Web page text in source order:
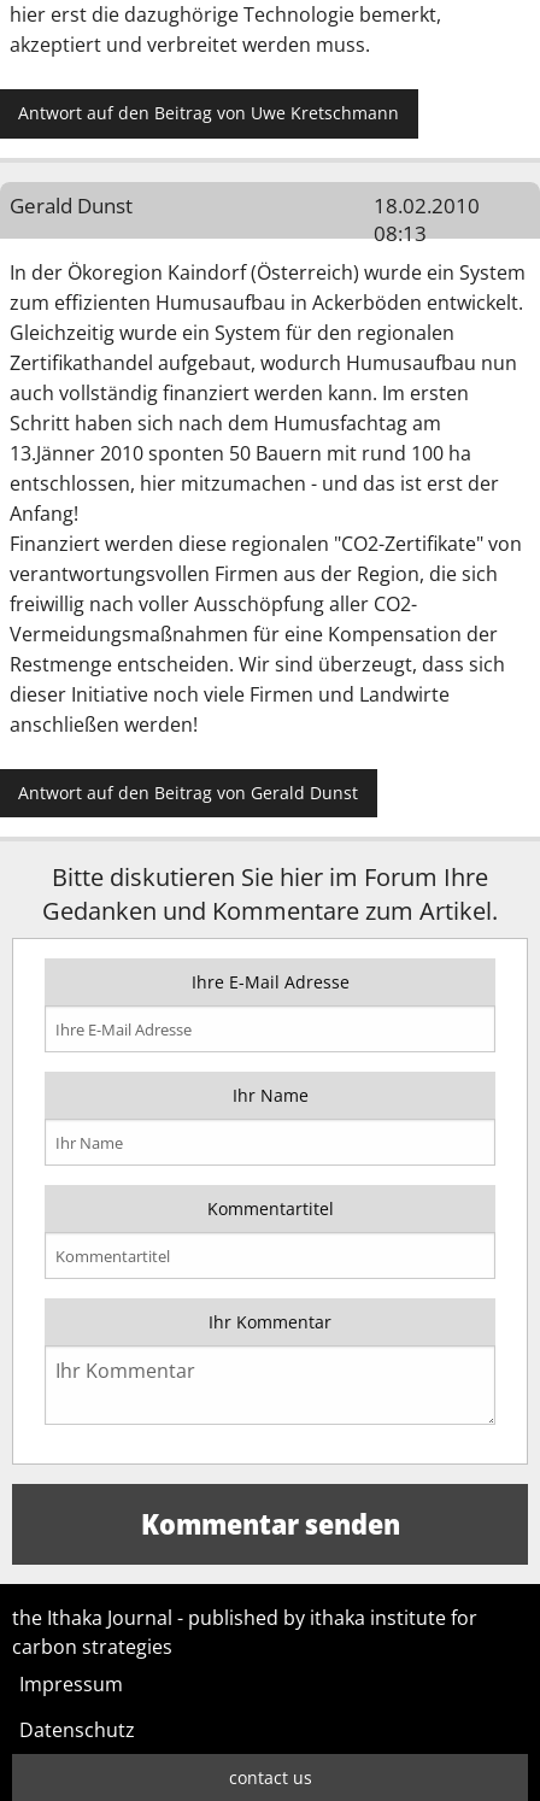
hier erst die dazughörige Technologie bemerkt,
akzeptiert und verbreitet werden muss.
Antwort auf den Beitrag von Uwe Kretschmann
Gerald Dunst
18.02.2010
08:13
In der Ökoregion Kaindorf (Österreich) wurde ein System
zum effizienten Humusaufbau in Ackerböden entwickelt.
Gleichzeitig wurde ein System für den regionalen
Zertifikathandel aufgebaut, wodurch Humusaufbau nun
auch vollständig finanziert werden kann. Im ersten
Schritt haben sich nach dem Humusfachtag am
13.Jänner 2010 sponten 50 Bauern mit rund 100 ha
entschlossen, hier mitzumachen - und das ist erst der
Anfang!
Finanziert werden diese regionalen "CO2-Zertifikate" von
verantwortungsvollen Firmen aus der Region, die sich
freiwillig nach voller Ausschöpfung aller CO2-
Vermeidungsmaßnahmen für eine Kompensation der
Restmenge entscheiden. Wir sind überzeugt, dass sich
dieser Initiative noch viele Firmen und Landwirte
anschließen werden!
Antwort auf den Beitrag von Gerald Dunst
Bitte diskutieren Sie hier im Forum Ihre
Gedanken und Kommentare zum Artikel.
Ihre E-Mail Adresse
Ihr Name
Kommentartitel
Ihr Kommentar
the Ithaka Journal - published by ithaka institute for
carbon strategies
Impressum
Datenschutz
contact us